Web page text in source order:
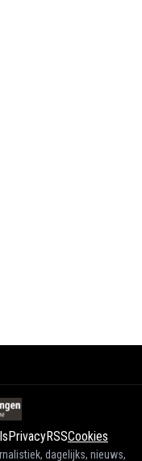
PrivacyRSSCookies
dagelijks, nieuws,